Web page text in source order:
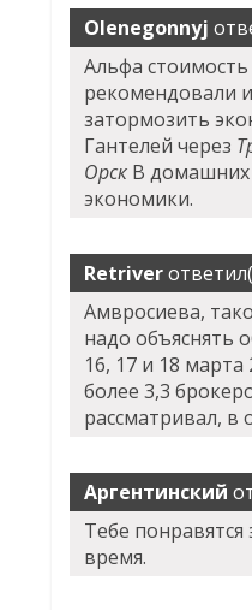
Olenegonnyj
Альфа
рекомендовали
затормозить
Гантелей через
Орск В домашних
экономики.
Retriver
Амвросиева,
надо объяснять
16, 17 и 18 марта
более 3,3
рассматривал, в
Аргентинский
Тебе
время.